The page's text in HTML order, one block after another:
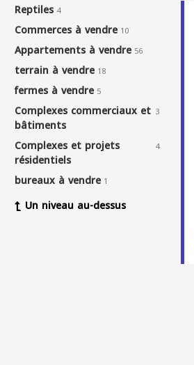
Reptiles 4
Commerces à vendre 10
Appartements à vendre 56
terrain à vendre 18
fermes à vendre 5
Complexes commerciaux et
bâtiments
3
Complexes et projets
résidentiels
4
bureaux à vendre 1
Un niveau au-dessus